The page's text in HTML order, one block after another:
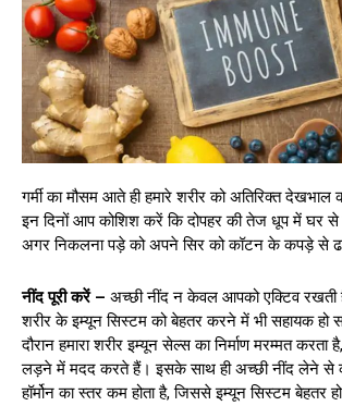
गर्मी का मौसम आते ही हमारे शरीर को अतिरिक्त देखभाल
इन दिनों आप कोशिश करें कि दोपहर की तेज धूप में घर
अगर निकलना पड़े को अपने सिर को कॉटन के कपड़े से
नींद पूरी करें – अच्छी नींद न केवल आपको एक्टिव
शरीर के इम्यून सिस्टम को बेहतर करने में भी सहायक हो
दौरान हमारा शरीर इम्यून सेल्स का निर्माण मरम्मत
लड़ने में मदद करते हैं। इसके साथ ही अच्छी नींद लेने से
हॉर्मोन का स्तर कम होता है, जिससे इम्यून सिस्टम बेहतर